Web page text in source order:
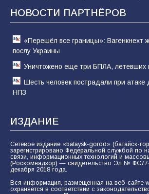
60 05.08.2026
НОВОСТИ ПАРТНЁРОВ
«Перешёл все границы»: Вагенкнехт
послу Украины
Уничтожено еще три БПЛА, летевших
Шесть человек пострадали при атаке
НПЗ
ИЗДАНИЕ
Сетевое издание «bataysk-gorod» (батайск-
зарегистрировано Федеральной службой по
связи, информационных технологий и
(Роскомнадзор) — свидетельство Эл №
декабря 2018 года.
Вся информация, размещенная на веб-сайте
охраняется в соответствии с